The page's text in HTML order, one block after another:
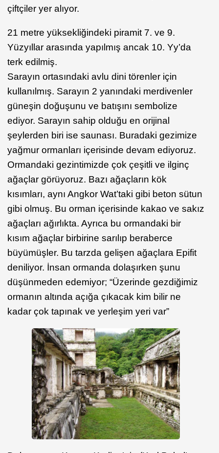
çiftçiler yer alıyor.
21 metre yüksekliğindeki piramit 7. ve 9.
Yüzyıllar arasında yapılmış ancak 10. Yy’da
terk edilmiş.
Sarayın ortasındaki avlu dini törenler için
kullanılmış. Sarayın 2 yanındaki merdivenler
güneşin doğuşunu ve batışını sembolize
ediyor. Sarayın sahip olduğu en orijinal
şeylerden biri ise saunası. Buradaki gezimize
yağmur ormanları içerisinde devam ediyoruz.
Ormandaki gezintimizde çok çeşitli ve ilginç
ağaçlar görüyoruz. Bazı ağaçların kök
kısımları, aynı Angkor Wat’taki gibi beton sütun
gibi olmuş. Bu orman içerisinde kakao ve sakız
ağaçları ağırlıkta. Ayrıca bu ormandaki bir
kısım ağaçlar birbirine sarılıp beraberce
büyümüşler. Bu tarzda gelişen ağaçlara Epifit
deniliyor. İnsan ormanda dolaşırken şunu
düşünmeden edemiyor; “Üzerinde gezdiğimiz
ormanın altında açığa çıkacak kim bilir ne
kadar çok tapınak ve yerleşim yeri var”